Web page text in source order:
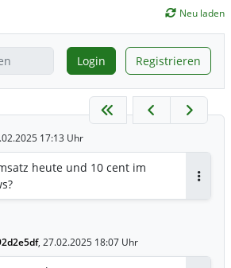
Neu laden
Login Registrieren
17:13 Uhr
heute und 10 cent im
, 27.02.2025 18:07 Uhr